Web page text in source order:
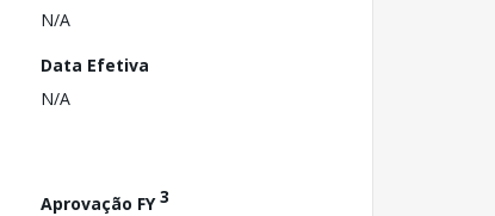
N/A
Data Efetiva
N/A
Aprovação FY3